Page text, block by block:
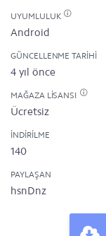
UYUMLULUK
Android
GÜNCELLENME TARIHI
4 yıl önce
MAĞAZA LISANSI
Ücretsiz
İNDIRILME
140
PAYLAŞAN
hsnDnz